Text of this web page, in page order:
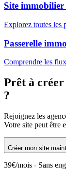
Site
Explorez toutes les
Passerelle
Comprendre les
Prêt à créer
?
Rejoignez les
Votre site peut être
Créer mon site
39€/mois - Sans